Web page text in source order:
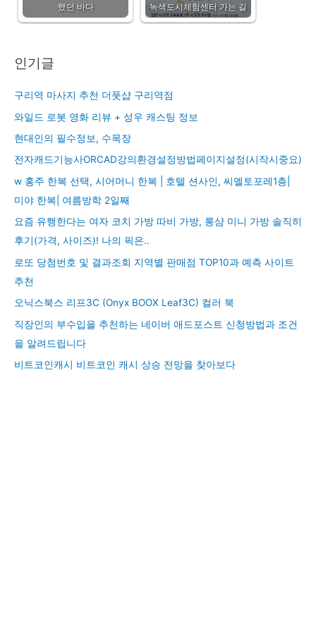
했던 바다
녹색도시체험센터 가는 길
인기글
구리역 마사지 추천 더풋샵 구리역점
와일드 로봇 영화 리뷰 + 성우 캐스팅 정보
현대인의 필수정보, 수목장
전자캐드기능사ORCAD강의환경설정방법페이지설정(시작시중요)
w 홍주 한복 선택, 시어머니 한복 | 호텔 션사인, 씨엘토포레1층|
미야 한복| 여름방학 2일째
요즘 유행한다는 여자 코치 가방 따비 가방, 롱샴 미니 가방 솔직히
후기(가격, 사이즈)! 나의 픽은..
로또 당첨번호 및 결과조회 지역별 판매점 TOP10과 예측 사이트
추천
오닉스북스 리프3C (Onyx BOOX Leaf3C) 컬러 북
직장인의 부수입을 추천하는 네이버 애드포스트 신청방법과 조건
을 알려드립니다
비트코인캐시 비트코인 캐시 상승 전망을 찾아보다